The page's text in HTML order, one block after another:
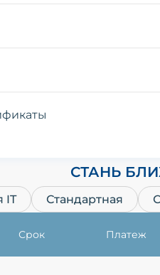
СТАНЬ
IT Стандартная
Срок Платеж